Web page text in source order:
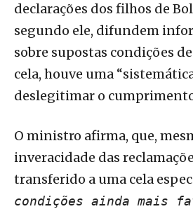
declarações dos filhos de
segundo ele, difundem
sobre supostas condições
cela, houve uma
deslegitimar o
O ministro afirma, que,
inveracidade das
transferido a uma cela
condições ainda mais